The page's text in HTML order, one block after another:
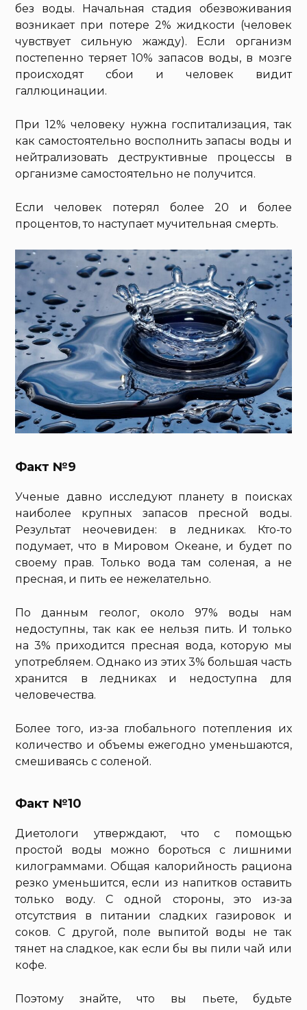
без воды. Начальная стадия обезвоживания
возникает при потере 2% жидкости (человек
чувствует сильную жажду). Если организм
постепенно теряет 10% запасов воды, в мозге
происходят сбои и человек видит
галлюцинации.
При 12% человеку нужна госпитализация, так
как самостоятельно восполнить запасы воды и
нейтрализовать деструктивные процессы в
организме самостоятельно не получится.
Если человек потерял более 20 и более
процентов, то наступает мучительная смерть.
Факт №9
Ученые давно исследуют планету в поисках
наиболее крупных запасов пресной воды.
Результат неочевиден: в ледниках. Кто-то
подумает, что в Мировом Океане, и будет по
своему прав. Только вода там соленая, а не
пресная, и пить ее нежелательно.
По данным геолог, около 97% воды нам
недоступны, так как ее нельзя пить. И только
на 3% приходится пресная вода, которую мы
употребляем. Однако из этих 3% большая часть
хранится в ледниках и недоступна для
человечества.
Более того, из-за глобального потепления их
количество и объемы ежегодно уменьшаются,
смешиваясь с соленой.
Факт №10
Диетологи утверждают, что с помощью
простой воды можно бороться с лишними
килограммами. Общая калорийность рациона
резко уменьшится, если из напитков оставить
только воду. С одной стороны, это из-за
отсутствия в питании сладких газировок и
соков. С другой, поле выпитой воды не так
тянет на сладкое, как если бы вы пили чай или
кофе.
Поэтому знайте, что вы пьете, будьте